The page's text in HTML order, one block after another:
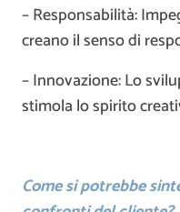
– Responsabilità:
creano il senso di
– Innovazione: Lo
stimola lo spirito
Come si potrebbe